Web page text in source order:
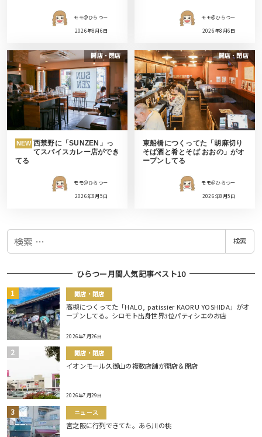
モモ＠ひらつー
2026年8月6日
モモ＠ひらつー
2026年8月6日
開店・閉店
NEW 西禁野に「SUNZEN」っ
てスパイスカレー店ができ
てる
モモ＠ひらつー
2026年8月5日
開店・閉店
東船橋につくってた「胡麻切り
そば酒と肴とそば おおの」がオ
ープンしてる
モモ＠ひらつー
2026年8月5日
検
検索
ひらつー月間人気記事ベスト10
開店・閉店
高槻につくってた「HALO, patissier KAORU YOSHIDA」がオ
ープンしてる。シロモト出身世界3位パティシエのお店
2026年7月26日
開店・閉店
イオンモール久御山の複数店舗が開店＆閉店
2026年7月29日
ニュース
宮之阪に行列できてた。あら川の桃